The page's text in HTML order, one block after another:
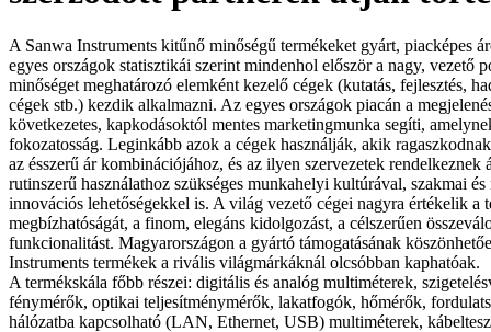
A Sanwa Instruments kitűnő minőségű termékeket gyárt, piacképes
egyes országok statisztikái szerint mindenhol először a nagy, vezető
minőséget meghatározó elemként kezelő cégek (kutatás, fejlesztés,
cégek stb.) kezdik alkalmazni. Az egyes országok piacán a
következetes, kapkodásoktól mentes marketingmunka segíti,
fokozatosság. Leginkább azok a cégek használják, akik
az ésszerű ár kombinációjához, és az ilyen szervezetek rendelkeznek
rutinszerű használathoz szükséges munkahelyi kultúrával, szakmai
innovációs lehetőségekkel is. A világ vezető cégei nagyra értékelik a
megbízhatóságát, a finom, elegáns kidolgozást, a célszerűen
funkcionalitást. Magyarországon a gyártó támogatásának
Instruments termékek a rivális világmárkáknál olcsóbban kaphatóak.
A termékskála főbb részei: digitális és analóg multiméterek,
fénymérők, optikai teljesítménymé­rők, lakatfogók, hőmérők,
hálózatba kapcsolható (LAN, Ethernet, USB) multiméterek,